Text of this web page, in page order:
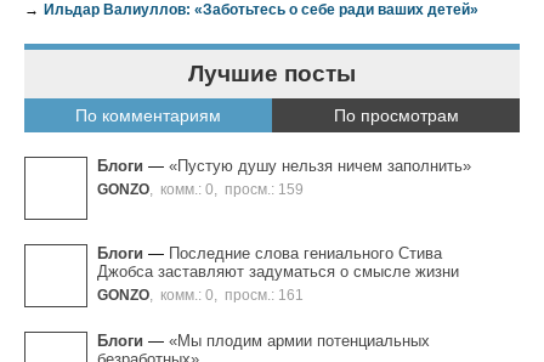
→
Ильдар Валиуллов: «Заботьтесь о себе ради ваших детей»
Лучшие посты
По комментариям По просмотрам
Блоги — «Пустую душу нельзя ничем заполнить»
GONZO комм.: 0 просм.: 159
Блоги — Последние слова гениального Стива
Джобса заставляют задуматься о смысле жизни
GONZO комм.: 0 просм.: 161
Блоги — «Мы плодим армии потенциальных